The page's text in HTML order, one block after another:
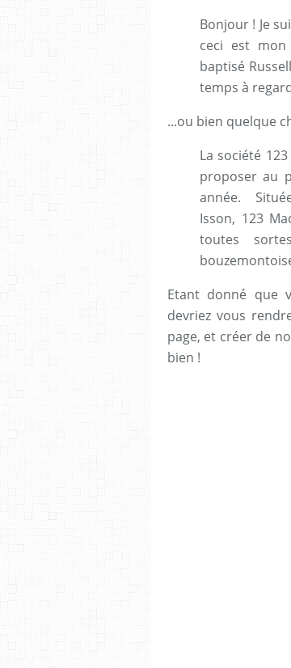
Bonjour ! Je
ceci est
baptisé
temps à
...ou bien quelque
La société
proposer au
année.
Isson, 123
toutes
Etant donné que
devriez vous
page, et créer de
bien !